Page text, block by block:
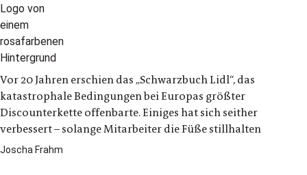
Vor 20 Jahren erschien das „Schwarzbuch Lidl“, das
katastrophale Bedingungen bei Europas größter
Discounterkette offenbarte. Einiges hat sich seither
verbessert – solange Mitarbeiter die Füße stillhalten
Joscha Frahm